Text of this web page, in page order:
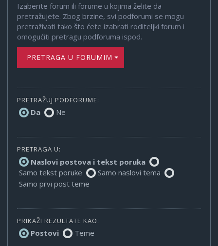
Izaberite forum ili forume u kojima želite da
pretražujete. Zbog brzine, svi podforumi se mogu
pretraživati tako što ćete izabrati roditeljki forum i
omogućiti pretragu podforuma ispod.
PRETRAGA U FORUMIMA
PRETRAŽUJ PODFORUME:
Da Ne
PRETRAGA U:
Naslovi postova i tekst poruka
Samo tekst poruke
Samo naslovi tema
Samo prvi post teme
PRIKAŽI REZULTATE KAO:
Postovi Teme